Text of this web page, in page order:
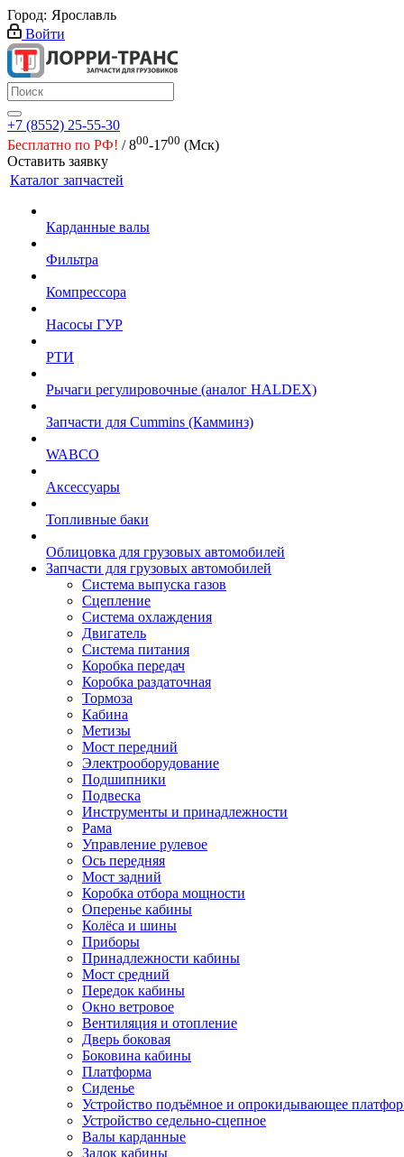
Город: Ярославль
Войти
+7 (8552) 25-55-30
Бесплатно по РФ! / 800-1700 (Мск)
Оставить заявку
Каталог запчастей
Карданные валы
Фильтра
Компрессора
Насосы ГУР
РТИ
Рычаги регулировочные (аналог HALDEX)
Запчасти для Cummins (Камминз)
WABCO
Аксессуары
Топливные баки
Облицовка для грузовых автомобилей
Запчасти для грузовых автомобилей
Система выпуска газов
Сцепление
Система охлаждения
Двигатель
Система питания
Коробка передач
Коробка раздаточная
Тормоза
Кабина
Метизы
Мост передний
Электрооборудование
Подшипники
Подвеска
Инструменты и принадлежности
Рама
Управление рулевое
Ось передняя
Мост задний
Коробка отбора мощности
Оперенье кабины
Колёса и шины
Приборы
Принадлежности кабины
Мост средний
Передок кабины
Окно ветровое
Вентиляция и отопление
Дверь боковая
Боковина кабины
Платформа
Сиденье
Устройство подъёмное и опрокидывающее
Устройство седельно-сцепное
Валы карданные
Задок кабины